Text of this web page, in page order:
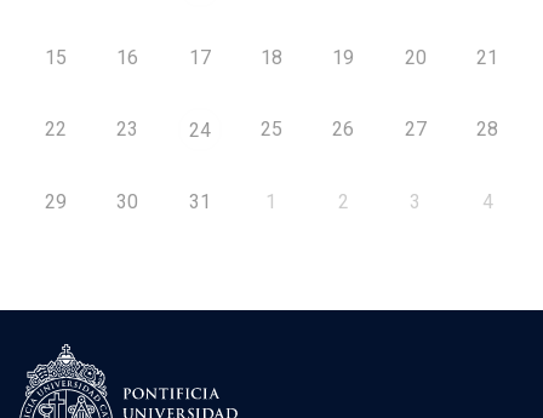
15 16 17 18 19 20 21
22 23 24 25 26 27 28
29 30 31 1 2 3 4